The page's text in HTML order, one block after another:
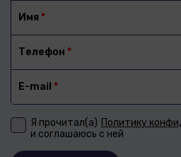
Имя *
Телефон *
E-mail *
Я прочитал(а) Политику
и соглашаюсь с ней